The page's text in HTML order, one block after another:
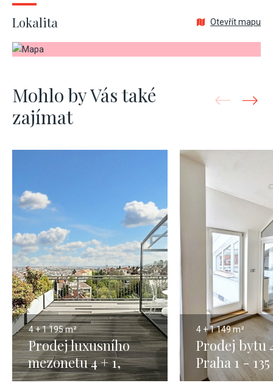
Lokalita Otevřít mapu
Mohlo by Vás také
zajímat
4 + 1195 m²
Prodej luxusního
mezonetu 4 + 1,
Praha - Smíchov -
4 + 1149 m²
Prodej bytu
Praha 1 -